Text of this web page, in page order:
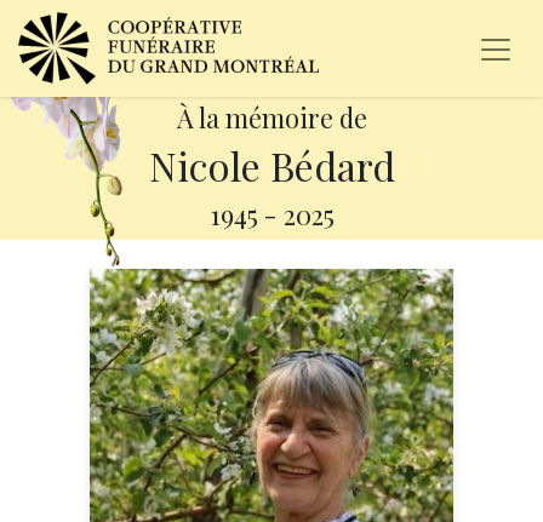
À la mémoire de
Nicole Bédard
1945 - 2025